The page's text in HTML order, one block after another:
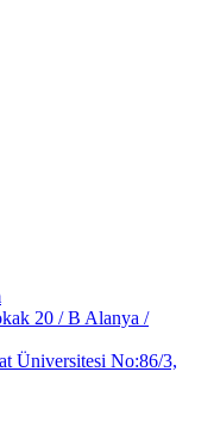
20 / B Alanya /
Üniversitesi No:86/3,